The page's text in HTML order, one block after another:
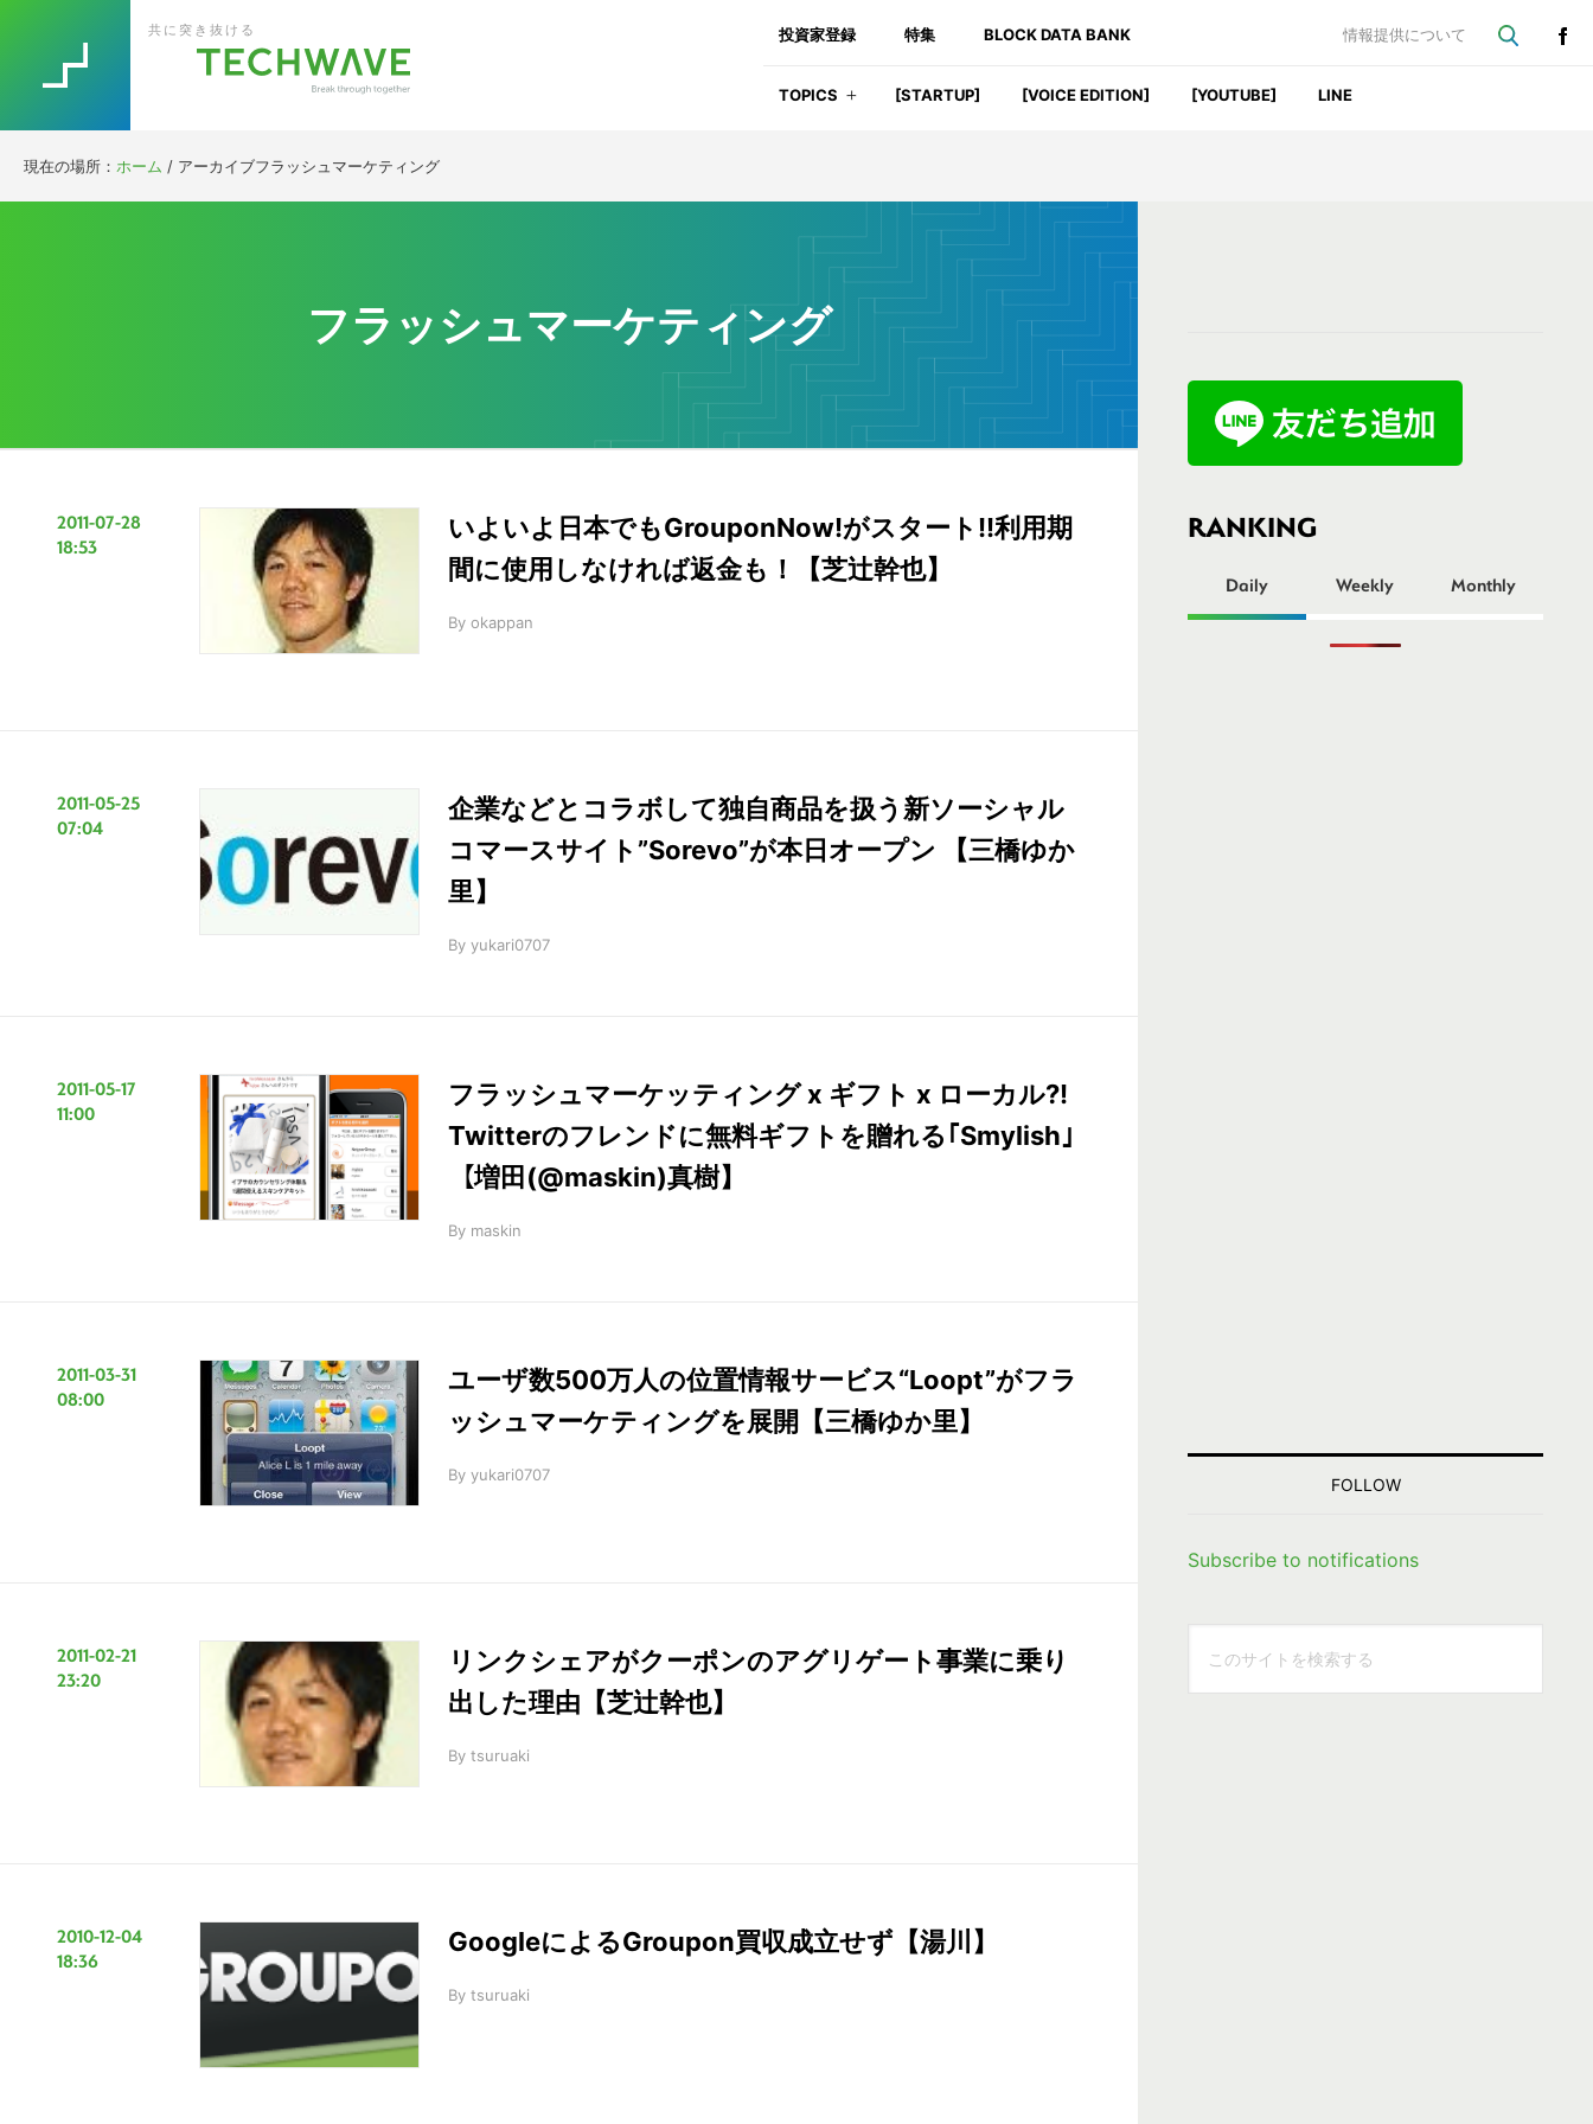
to
primary
to
main
to
primary
to
footer
投資家登録 特集 BLOCK DATA BANK 情報提供について
共に突き抜ける
TOPICS [STARTUP] [VOICE EDITION] [YOUTUBE] LINE
現在の場所： ホーム / アーカイブフラッシュマーケティング
フラッシュマーケティング
2011-07-28
18:53
いよいよ日本でもGrouponNow!がスタート!!利用期
間に使用しなければ返金も！【芝辻幹也】
By okappan
2011-05-25
07:04
企業などとコラボして独自商品を扱う新ソーシャル
コマースサイト”Sorevo”が本日オープン 【三橋ゆか
里】
By yukari0707
2011-05-17
11:00
フラッシュマーケッティング x ギフト x ローカル?!
Twitterのフレンドに無料ギフトを贈れる｢Smylish｣
【増田(@maskin)真樹】
By maskin
2011-03-31
08:00
ユーザ数500万人の位置情報サービス“Loopt”がフラ
ッシュマーケティングを展開【三橋ゆか里】
By yukari0707
2011-02-21
23:20
リンクシェアがクーポンのアグリゲート事業に乗り
出した理由【芝辻幹也】
By tsuruaki
2010-12-04
18:36
GoogleによるGroupon買収成立せず【湯川】
By tsuruaki
サ
イ
バ
RANKING
Daily Weekly Monthly
FOLLOW
Subscribe to notifications